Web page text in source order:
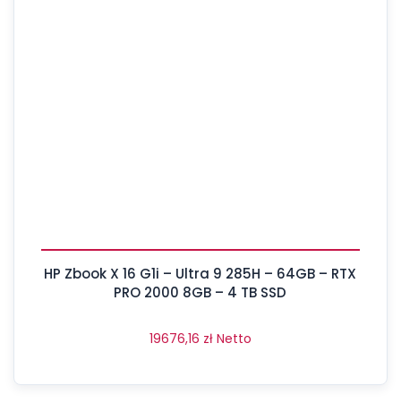
HP Zbook X 16 G1i – Ultra 9 285H – 64GB – RTX
PRO 2000 8GB – 4 TB SSD
19676,16 zł Netto